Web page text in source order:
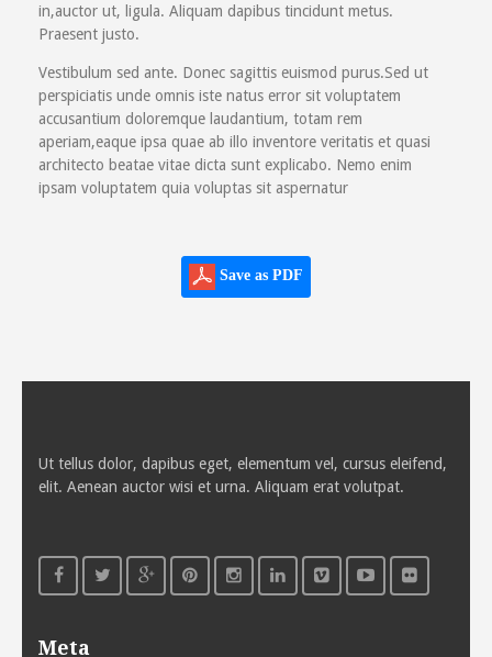
in,auctor ut, ligula. Aliquam dapibus tincidunt metus.
Praesent justo.
Vestibulum sed ante. Donec sagittis euismod purus.Sed ut
perspiciatis unde omnis iste natus error sit voluptatem
accusantium doloremque laudantium, totam rem
aperiam,eaque ipsa quae ab illo inventore veritatis et quasi
architecto beatae vitae dicta sunt explicabo. Nemo enim
ipsam voluptatem quia voluptas sit aspernatur
Save as PDF
Ut tellus dolor, dapibus eget, elementum vel, cursus eleifend,
elit. Aenean auctor wisi et urna. Aliquam erat volutpat.
Meta